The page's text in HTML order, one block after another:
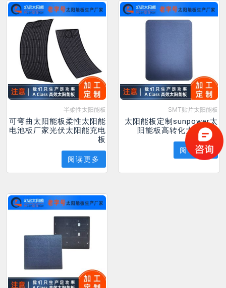
半柔性太阳能板
可弯曲太阳能板柔性太阳能
电池板厂家光伏太阳能充电
板
阅读更多
SMT贴片太阳能板
太阳能板定制sunpower太
阳能板高转化太阳能板
阅读更多